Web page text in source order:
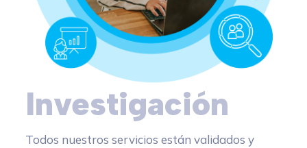
Investigación
Todos nuestros servicios están validados y